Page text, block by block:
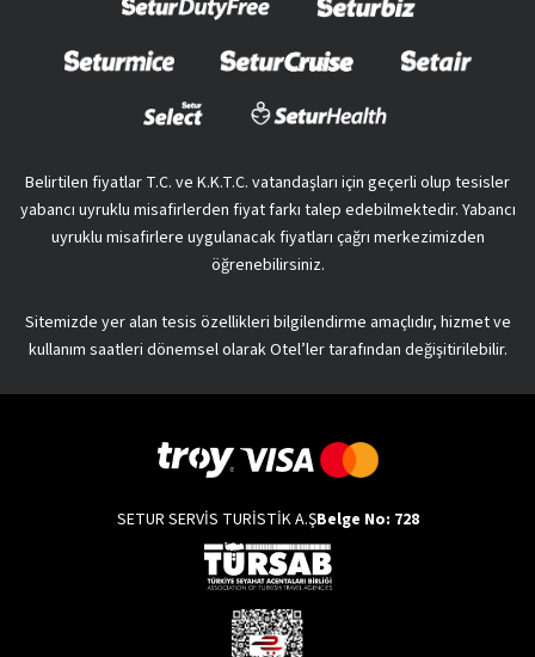
Belirtilen fiyatlar T.C. ve K.K.T.C. vatandaşları için geçerli olup tesisler
yabancı uyruklu misafirlerden fiyat farkı talep edebilmektedir. Yabancı
uyruklu misafirlere uygulanacak fiyatları çağrı merkezimizden
öğrenebilirsiniz.
Sitemizde yer alan tesis özellikleri bilgilendirme amaçlıdır, hizmet ve
kullanım saatleri dönemsel olarak Otel’ler tarafından değişitirilebilir.
SETUR SERVİS TURİSTİK A.ŞBelge No: 728